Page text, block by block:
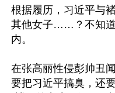
根据履历，习近平与
其他女子……？不知
内。
在张高丽性侵彭帅丑
要把习近平搞臭，还